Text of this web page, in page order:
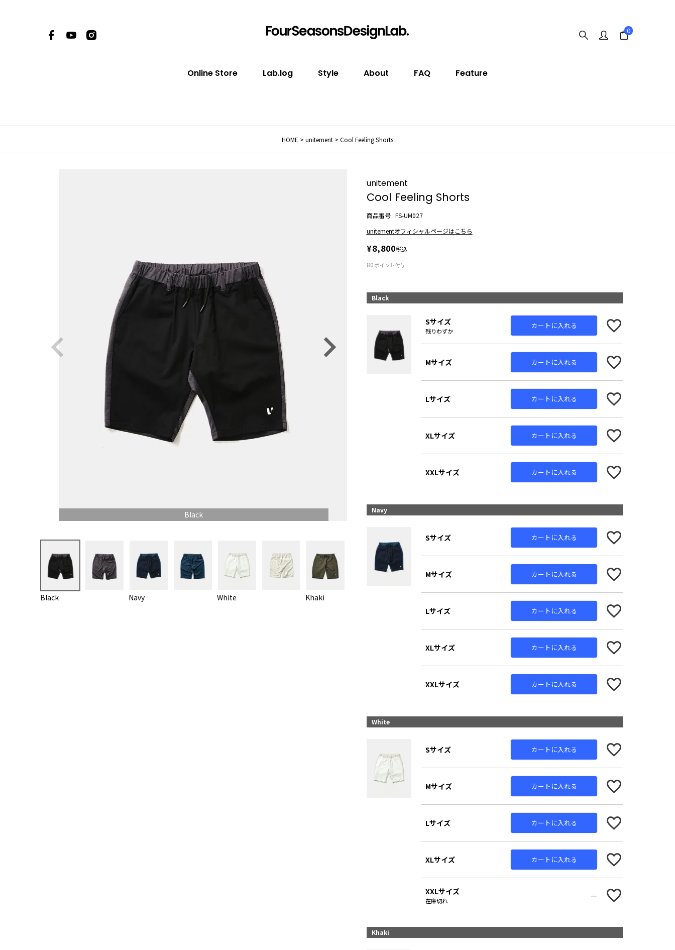
0
Online Store Lab.log Style About FAQ Feature
HOME unitement Cool Feeling Shorts
Black
Black Navy White Khaki
unitement
Cool Feeling Shorts
商品番号 FS-UM027
unitementオフィシャルページはこちら
¥8,800税込
80 ポイント付与
Black
Sサイズ
残りわずか
カートに入れる
Mサイズ カートに入れる
Lサイズ カートに入れる
XLサイズ カートに入れる
XXLサイズ カートに入れる
Navy
Sサイズ カートに入れる
Mサイズ カートに入れる
Lサイズ カートに入れる
XLサイズ カートに入れる
XXLサイズ カートに入れる
White
Sサイズ カートに入れる
Mサイズ カートに入れる
Lサイズ カートに入れる
XLサイズ カートに入れる
XXLサイズ
在庫切れ
—
Khaki